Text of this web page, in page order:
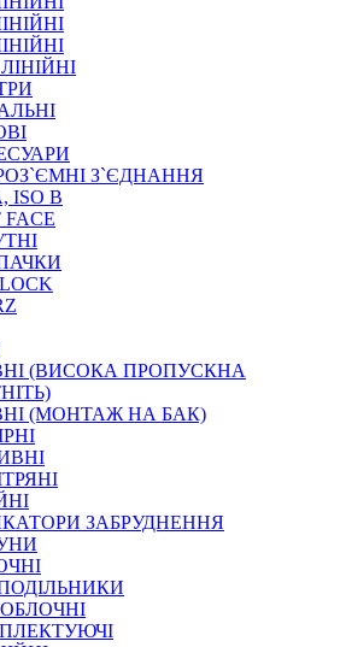
КЛЕМ, АКСЕСУАРІВ
МАНОМЕТРИ
ПАЯЛЬНІ ЛАМПИ
ЕЛЕКТРИКА
ЗВАРЮВАННЯ, АКСЕСУАРИ
З`ЄДНАННЯ
ISO B
FACE
(ВИСОКА ПРОПУСКНА
(МОНТАЖ НА БАК)
ЗАБРУДНЕННЯ